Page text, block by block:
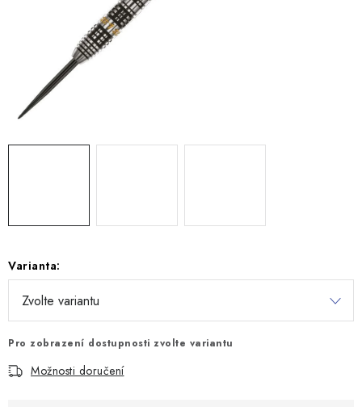
Varianta:
Pro zobrazení dostupnosti zvolte variantu
Možnosti doručení